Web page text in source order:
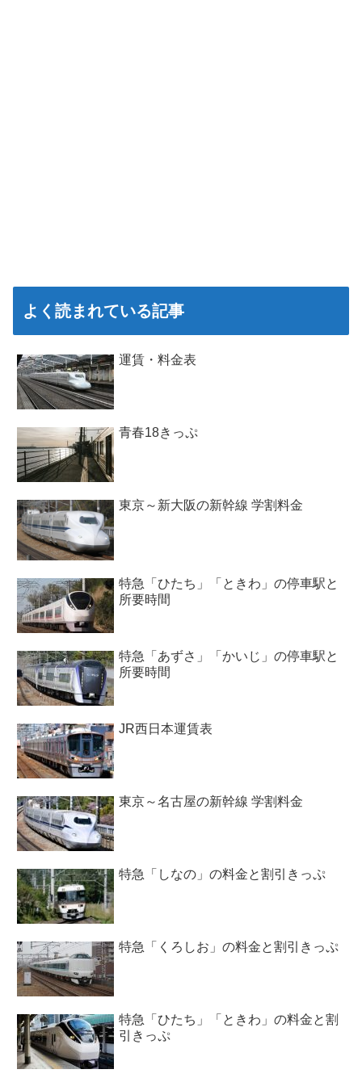
よく読まれている記事
運賃・料金表
青春18きっぷ
東京～新大阪の新幹線 学割料金
特急「ひたち」「ときわ」の停車駅と
所要時間
特急「あずさ」「かいじ」の停車駅と
所要時間
JR西日本運賃表
東京～名古屋の新幹線 学割料金
特急「しなの」の料金と割引きっぷ
特急「くろしお」の料金と割引きっぷ
特急「ひたち」「ときわ」の料金と割
引きっぷ